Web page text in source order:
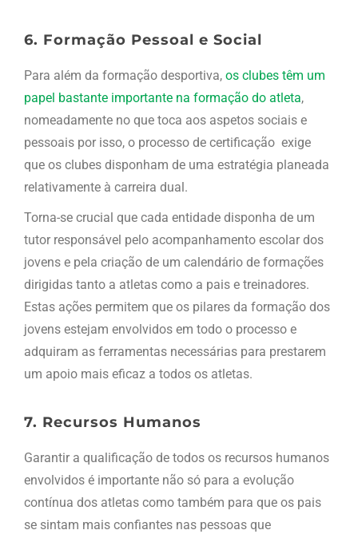
6. Formação Pessoal e Social
Para além da formação desportiva, os clubes têm um
papel bastante importante na formação do atleta,
nomeadamente no que toca aos aspetos sociais e
pessoais por isso, o processo de certificação exige
que os clubes disponham de uma estratégia planeada
relativamente à carreira dual.
Torna-se crucial que cada entidade disponha de um
tutor responsável pelo acompanhamento escolar dos
jovens e pela criação de um calendário de formações
dirigidas tanto a atletas como a pais e treinadores.
Estas ações permitem que os pilares da formação dos
jovens estejam envolvidos em todo o processo e
adquiram as ferramentas necessárias para prestarem
um apoio mais eficaz a todos os atletas.
7. Recursos Humanos
Garantir a qualificação de todos os recursos humanos
envolvidos é importante não só para a evolução
contínua dos atletas como também para que os pais
se sintam mais confiantes nas pessoas que